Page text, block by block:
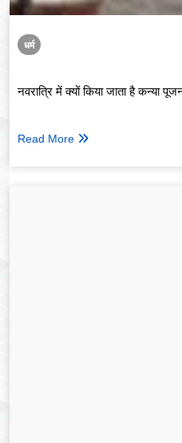
धर्म
नवरात्रि में क्यों किया जाता है कन्या
Read More